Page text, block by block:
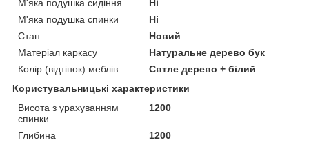
М'яка подушка сидіння
Ні
М'яка подушка спинки
Ні
Стан
Новий
Матеріал каркасу
Натуральне дерево бук
Колір (відтінок) меблів
Свтле дерево + білий
Користувальницькі характеристики
Висота з урахуванням
спинки
1200
Глибина
1200